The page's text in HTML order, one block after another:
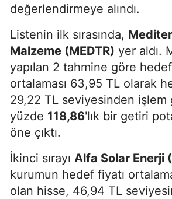
değerlendirmeye alındı.
Listenin ilk sırasında,
Malzeme (MEDTR) yer aldı.
yapılan 2 tahmine göre
ortalaması 63,95 TL olarak
29,22 TL seviyesinden işlem
yüzde 118,86'lık bir getiri
öne çıktı.
İkinci sırayı Alfa Solar Enerji
kurumun hedef fiyatı
olan hisse, 46,94 TL